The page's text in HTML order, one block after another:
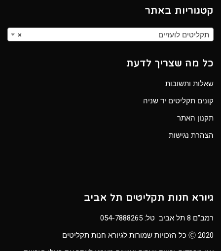
קטגוריות באתר
× תקליטים לועזיים
כל מה שצריך לדעת
שאלות ותשובות
קונים תקליטים יד שניה
תקנון האתר
הצהרת נגישות
גיורא חנות תקליטים תל אביב
רמב”ם 8 תל אביב טל:
054-7888265
Ⓒ 2020 כל הזכויות שמורות לגיורא חנות תקליטים